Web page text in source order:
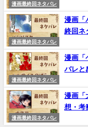
漫画最終回ネタバレ
漫画最終回ネタバレ
漫画「
終回ネ
漫画最終回ネタバレ
漫画「
バレと
漫画最終回ネタバレ
漫画「
想・考